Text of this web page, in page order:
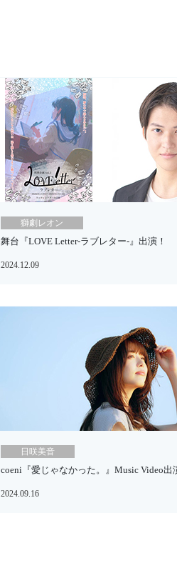
獅劇レオン
舞台『LOVE Letter-ラブレター-』出演！
2024.12.09
日咲美音
coeni『愛じゃなかった。』Music Video出
2024.09.16